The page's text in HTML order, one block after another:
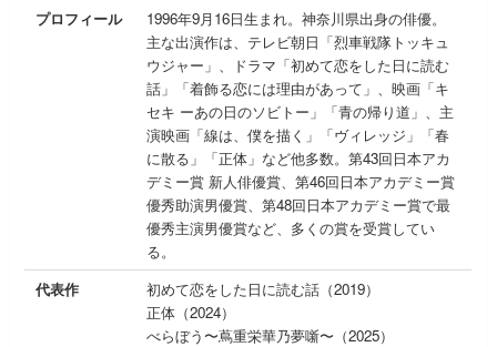
プロフィール
1996年9月16日生まれ。神奈川県出身の俳優。
主な出演作は、テレビ朝日「烈車戦隊トッキュ
ウジャー」、ドラマ「初めて恋をした日に読む
話」「着飾る恋には理由があって」、映画「キ
セキ ーあの日のソビトー」「青の帰り道」、主
演映画「線は、僕を描く」「ヴィレッジ」「春
に散る」「正体」など他多数。第43回日本アカ
デミー賞 新人俳優賞、第46回日本アカデミー賞
優秀助演男優賞、第48回日本アカデミー賞で最
優秀主演男優賞など、多くの賞を受賞してい
る。
代表作
初めて恋をした日に読む話（2019）
正体（2024）
べらぼう〜蔦重栄華乃夢噺〜（2025）